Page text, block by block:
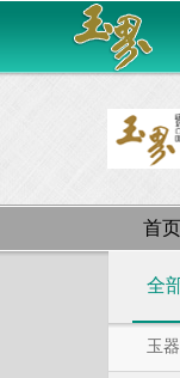
首页
全
玉